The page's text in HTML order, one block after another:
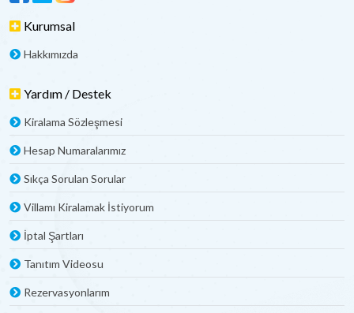
Kiralık Tatil Villa Fiyatları neye göre Belirleniyor?
Kiralık Tatil Villa
fiyatlandırmalar sezona göre, seçilen tarih aralığına göre ve
yaz sezonunda kiralanan kiralık villalar daha yüksek
bedelleri düşüş gösterebilmektedir.
Tüp gaz ve klima kullanımı, haftada bir temizlik ve çarşaf,
havuz ve bahçe bakımları, olmazsa olmaz wi-fi, fiyatlara
Kurumsal
Hakkımızda
Yardım / Destek
Kiralama Sözleşmesi
Hesap Numaralarımız
Sıkça Sorulan Sorular
Villamı Kiralamak İstiyorum
İptal Şartları
Tanıtım Videosu
Rezervasyonlarım